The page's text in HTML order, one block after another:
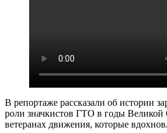
В репортаже рассказали об истории
роли значкистов ГТО в годы
ветеранах движения, которые